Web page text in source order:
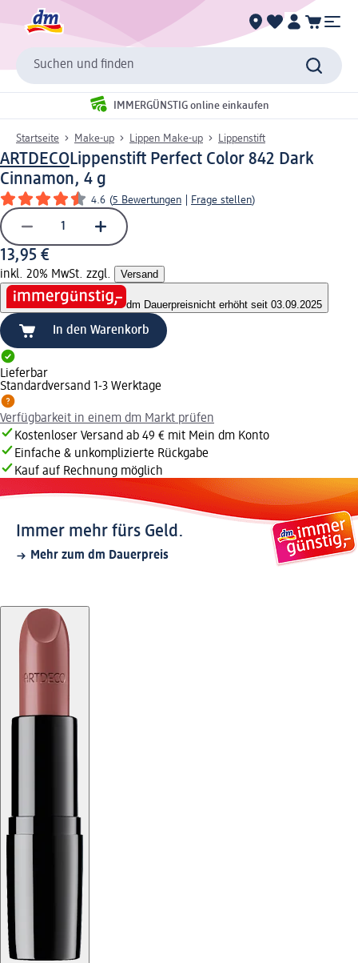
Suchen und finden
IMMERGÜNSTIG online einkaufen
Startseite Make-up Lippen Make-up Lippenstift
ARTDECOLippenstift Perfect Color 842 Dark
Cinnamon, 4 g
4.6 (5 Bewertungen Frage stellen)
13,95 €
inkl. 20% MwSt. zzgl. Versand
dm Dauerpreisnicht erhöht seit 03.09.2025
In den Warenkorb
Lieferbar
Standardversand 1-3 Werktage
Verfügbarkeit in einem dm Markt prüfen
Kostenloser Versand ab 49 € mit Mein dm Konto
Einfache & unkomplizierte Rückgabe
Kauf auf Rechnung möglich
Immer mehr fürs Geld.
Mehr zum dm Dauerpreis